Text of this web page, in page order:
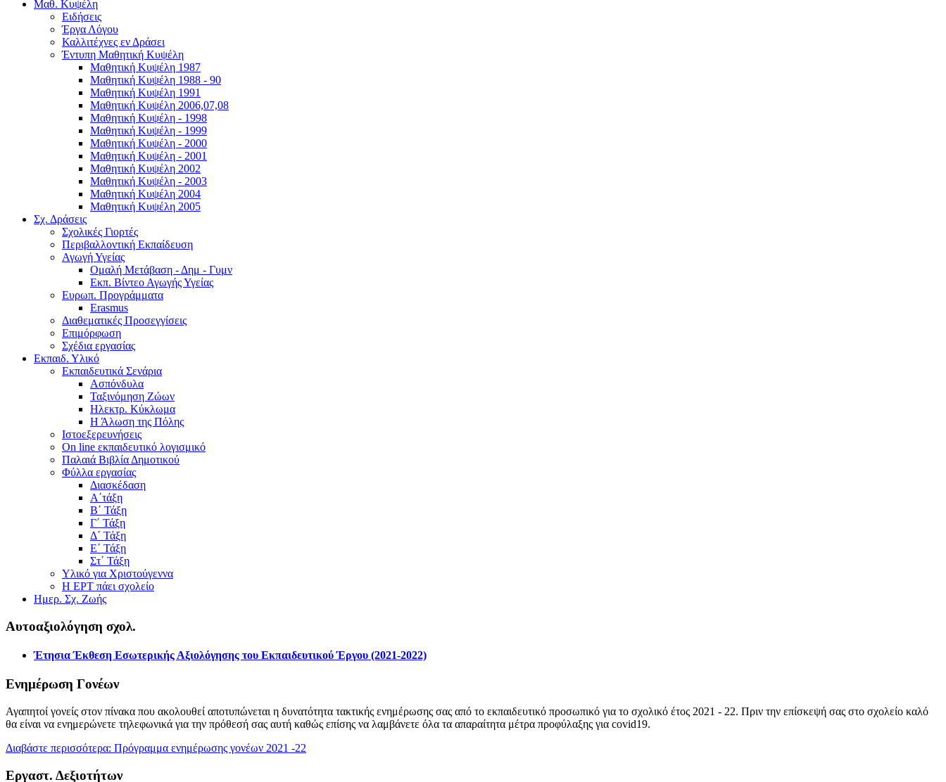
Μαθ. Κυψέλη
Ειδήσεις
Έργα Λόγου
Καλλιτέχνες εν Δράσει
Έντυπη Μαθητική Κυψέλη
Μαθητική Κυψέλη 1987
Μαθητική Κυψέλη 1988 - 90
Μαθητική Κυψέλη 1991
Μαθητική Κυψέλη 2006,07,08
Μαθητική Κυψέλη - 1998
Μαθητική Κυψέλη - 1999
Μαθητική Κυψέλη - 2000
Μαθητική Κυψέλη - 2001
Μαθητική Κυψέλη 2002
Μαθητική Κυψέλη - 2003
Μαθητική Κυψέλη 2004
Μαθητική Κυψέλη 2005
Σχ. Δράσεις
Σχολικές Γιορτές
Περιβαλλοντική Εκπαίδευση
Αγωγή Υγείας
Ομαλή Μετάβαση - Δημ - Γυμν
Εκπ. Βίντεο Αγωγής Υγείας
Ευρωπ. Προγράμματα
Erasmus
Διαθεματικές Προσεγγίσεις
Επιμόρφωση
Σχέδια εργασίας
Εκπαιδ. Υλικό
Εκπαιδευτικά Σενάρια
Ασπόνδυλα
Ταξινόμηση Ζώων
Ηλεκτρ. Κύκλωμα
Η Άλωση της Πόλης
Ιστοεξερευνήσεις
On line εκπαιδευτικό λογισμικό
Παλαιά Βιβλία Δημοτικού
Φύλλα εργασίας
Διασκέδαση
Α΄τάξη
Β΄ Τάξη
Γ΄ Τάξη
Δ΄ Τάξη
Ε΄ Τάξη
Στ΄ Τάξη
Υλικό για Χριστούγεννα
Η ΕΡΤ πάει σχολείο
Ημερ. Σχ. Ζωής
Αυτοαξιολόγηση σχολ.
Έτησια Έκθεση Εσωτερικής Αξιολόγησης του Εκπαιδευτικού Έργου (2021-2022)
Ενημέρωση Γονέων
Αγαπητοί γονείς στον πίνακα που ακολουθεί αποτυπώνεται η δυνατότητα τακτικής ενημέρωσης σας από το εκπαιδευτικό προσωπικό για το σχολικό έτος 2021 - 22. Πριν την επίσκεψή σας στο σχολείο καλό
θα είναι να ενημερώνετε τηλεφωνικά για την πρόθεσή σας αυτή καθώς επίσης να λαμβάνετε όλα τα απαραίτητα μέτρα προφύλαξης για covid19.
Διαβάστε περισσότερα: Πρόγραμμα ενημέρωσης γονέων 2021 -22
Εργαστ. Δεξιοτήτων